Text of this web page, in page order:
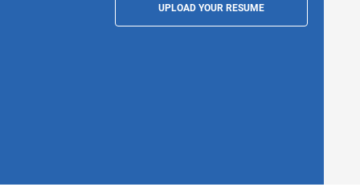
UPLOAD YOUR RESUME